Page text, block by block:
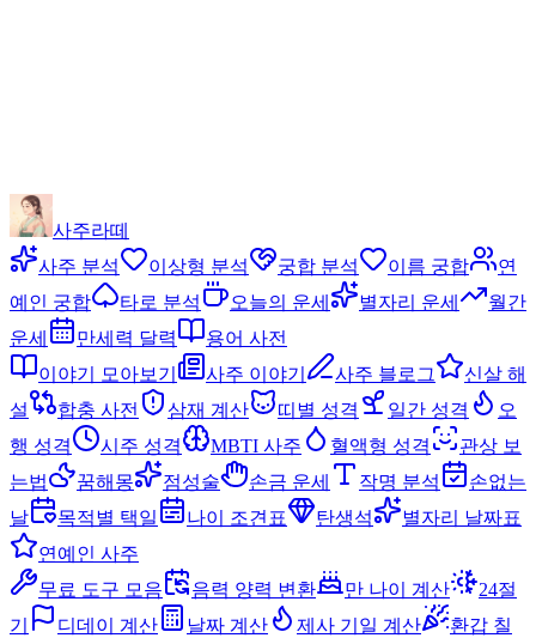
사주라떼
사주 분석
이상형 분석 궁합 분석 이름 궁합
연
예인 궁합
타로 분석 오늘의 운세 별자리 운세
월간
운세
만세력 달력
용어 사전
이야기 모아보기
사주 이야기 사주 블로그
신살 해
설
합충 사전 삼재 계산 띠별 성격 일간 성격
오
행 성격
시주 성격 MBTI 사주 혈액형 성격
관상 보
는법
꿈해몽 점성술 손금 운세 작명 분석
손없는
날
목적별 택일 나이 조견표 탄생석
별자리 날짜표
연예인 사주
무료 도구 모음
음력 양력 변환 만 나이 계산
24절
기
디데이 계산 날짜 계산 제사 기일 계산
환갑 칠